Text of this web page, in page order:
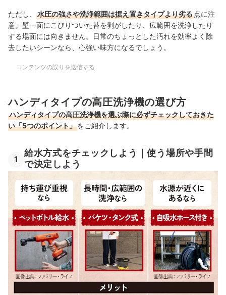
ただし、 水圧の強さや洗浄範囲は据え置きタイプより劣る 点に注
意。壁一面にこびりついた苔を剥がしたり、広範囲を洗浄したり
する場面には向きません。日常のちょっとした汚れを効率よく除
去したいシーンなら、心強い味方になるでしょう。
コンテンツの誤りを送信する
ハンディタイプの高圧洗浄機の選び方
ハンディタイプの高圧洗浄機を選ぶ際に必ずチェックしておきた
い「5つのポイント」をご紹介します。
1
給水方式をチェックしよう｜使う場所や手間
で決定しよう